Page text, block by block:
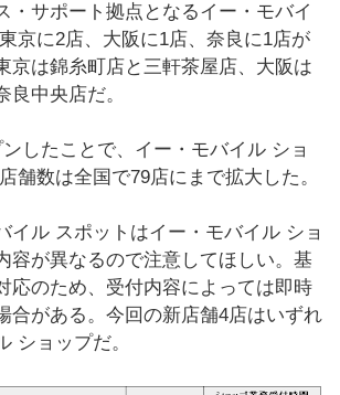
・サポート拠点となるイー・モバイ
京に2店、大阪に1店、奈良に1店が
京は錦糸町店と三軒茶屋店、大阪は
良中央店だ。
したことで、イー・モバイル ショ
舗数は全国で79店にまで拡大した。
イル スポットはイー・モバイル ショ
容が異なるので注意してほしい。基
応のため、受付内容によっては即時
合がある。今回の新店舗4店はいずれ
ショップだ。